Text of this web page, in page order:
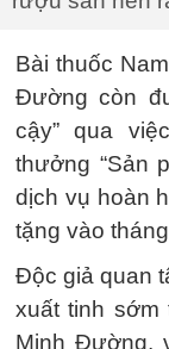
Bài thuốc
Đường còn
cậy” qua
thưởng “Sản
dịch vụ hoàn
tặng vào
Độc giả quan
xuất tinh sớm
Minh Đường,